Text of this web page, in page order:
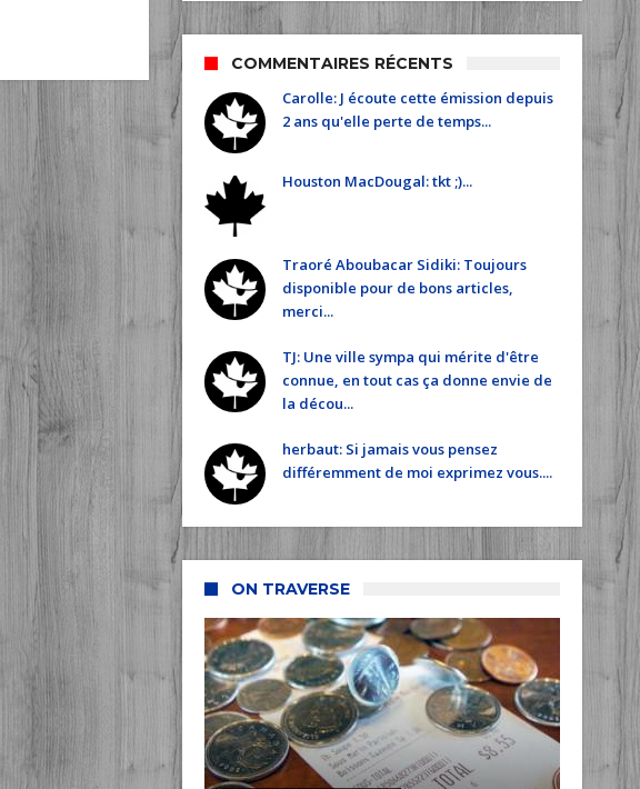
COMMENTAIRES RÉCENTS
Carolle: J écoute cette émission depuis
2 ans qu'elle perte de temps...
Houston MacDougal: tkt ;)...
Traoré Aboubacar Sidiki: Toujours
disponible pour de bons articles,
merci...
TJ: Une ville sympa qui mérite d'être
connue, en tout cas ça donne envie de
la décou...
herbaut: Si jamais vous pensez
différemment de moi exprimez vous....
ON TRAVERSE